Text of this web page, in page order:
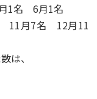
1名 6月1名
月7名 12月11
は、